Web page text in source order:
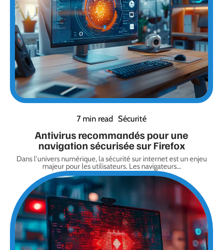
7 min read Sécurité
Antivirus recommandés pour une
navigation sécurisée sur Firefox
Dans l'univers numérique, la sécurité sur internet est un enjeu
majeur pour les utilisateurs. Les navigateurs…